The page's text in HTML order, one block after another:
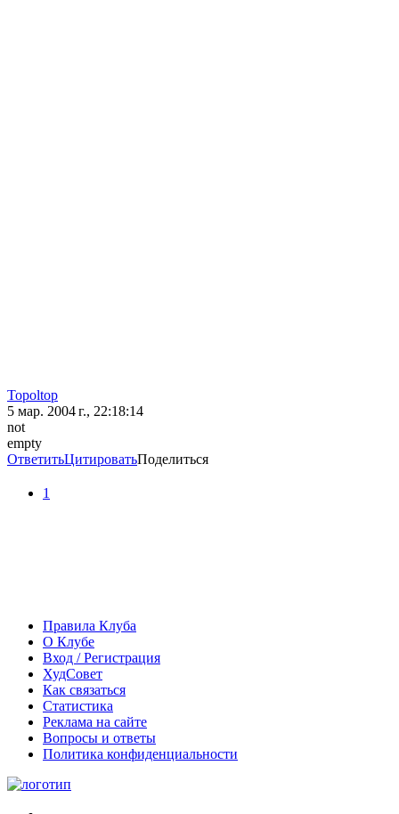
Topoltop
5 мар. 2004 г., 22:18:14
not
empty
ОтветитьЦитироватьПоделиться
1
Правила Клуба
О Клубе
Вход / Регистрация
ХудСовет
Как связаться
Статистика
Реклама на сайте
Вопросы и ответы
Политика конфиденциальности